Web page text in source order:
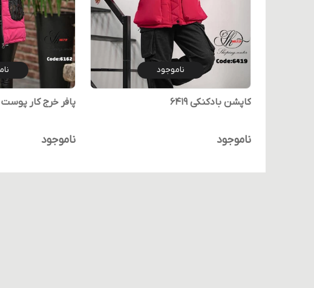
ناموجود
کاپشن بادکنکی 6419
ناموجود
پافر خرج کار پوست
ناموجود